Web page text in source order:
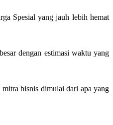
Spesial yang jauh lebih hemat
dengan estimasi waktu yang
bisnis dimulai dari apa yang